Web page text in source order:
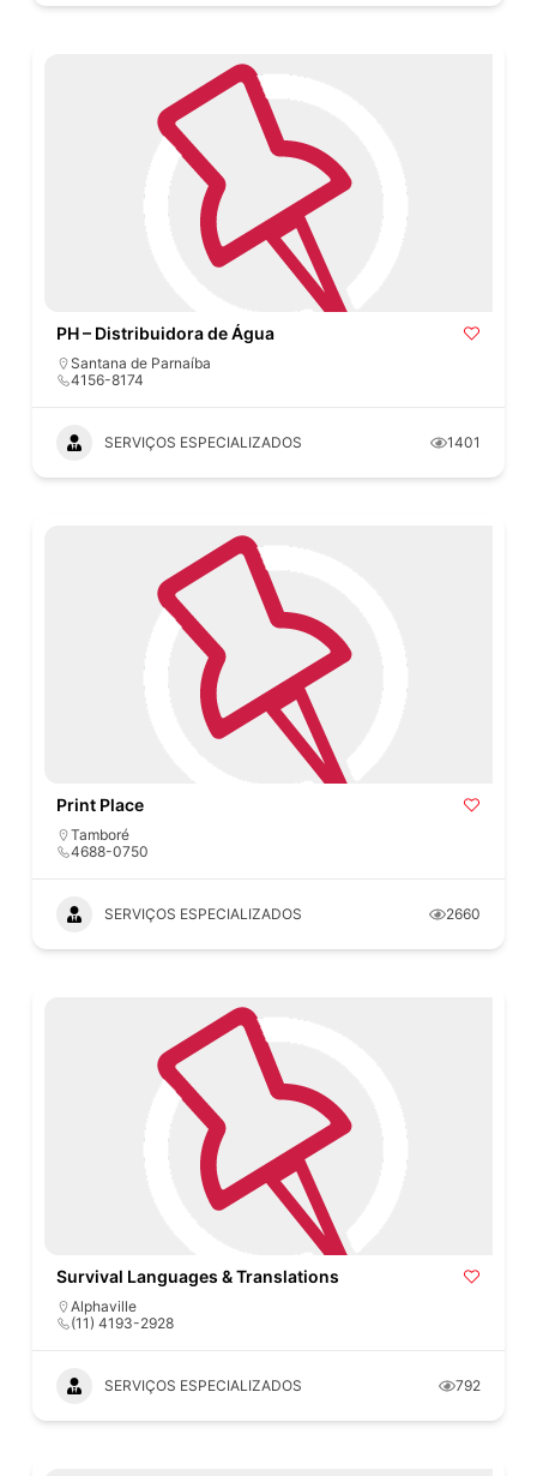
PH – Distribuidora de Água
Santana de Parnaíba
4156-8174
SERVIÇOS ESPECIALIZADOS 1401
Print Place
Tamboré
4688-0750
SERVIÇOS ESPECIALIZADOS 2660
Survival Languages & Translations
Alphaville
(11) 4193-2928
SERVIÇOS ESPECIALIZADOS 792